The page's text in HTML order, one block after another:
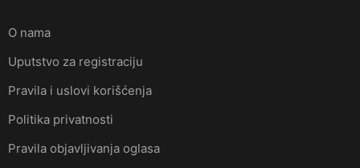
O nama
Uputstvo za registraciju
Pravila i uslovi korišćenja
Politika privatnosti
Pravila objavljivanja oglasa